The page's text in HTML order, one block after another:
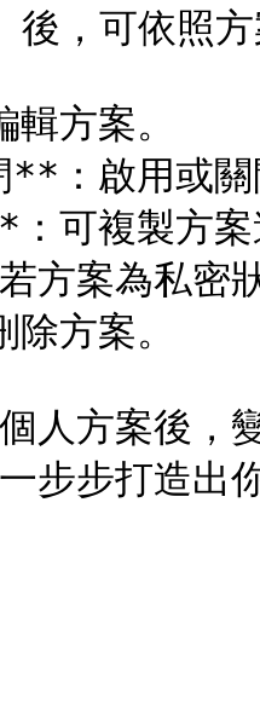
後，可依照
方案。
：啟用或關
可複製方案
方案為私密
方案。
人方案後，
步步打造出